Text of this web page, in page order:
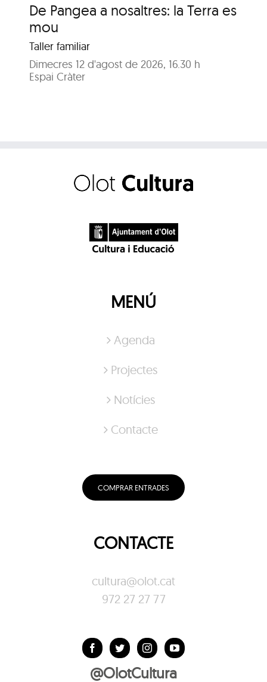
De Pangea a nosaltres: la Terra es
mou
Taller familiar
Dimecres 12 d'agost de 2026, 16.30 h
Espai Cràter
MENÚ
Agenda
Projectes
Notícies
Contacte
COMPRAR ENTRADES
CONTACTE
cultura@olot.cat
972 27 27 77
@OlotCultura